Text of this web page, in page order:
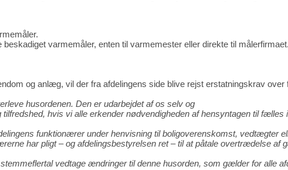
varmemåler, enten til varmemester eller direkte til målerfirmaet.
og anlæg, vil der fra afdelingens side blive rejst erstatningskrav over
husordenen. Den er udarbejdet af os selv og
hvis vi alle erkender nødvendigheden af hensyntagen til fælles
funktionærer under henvisning til boligoverenskomst, vedtægter
har pligt – og afdelingsbestyrelsen ret – til at påtale overtrædelse af
vedtage ændringer til denne husorden, som gælder for alle